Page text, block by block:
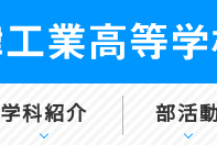
学科紹介 部活